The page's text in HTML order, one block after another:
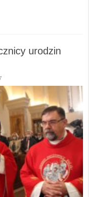
urodzin